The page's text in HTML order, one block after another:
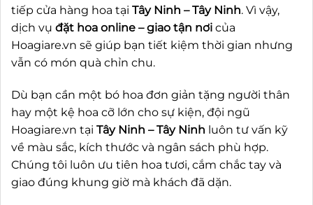
tiếp cửa hàng hoa tại Tây Ninh – Tây Ninh. Vì vậy,
dịch vụ đặt hoa online – giao tận nơi của
Hoagiare.vn sẽ giúp bạn tiết kiệm thời gian nhưng
vẫn có món quà chỉn chu.
Dù bạn cần một bó hoa đơn giản tặng người thân
hay một kệ hoa cỡ lớn cho sự kiện, đội ngũ
Hoagiare.vn tại Tây Ninh – Tây Ninh luôn tư vấn kỹ
về màu sắc, kích thước và ngân sách phù hợp.
Chúng tôi luôn ưu tiên hoa tươi, cắm chắc tay và
giao đúng khung giờ mà khách đã dặn.